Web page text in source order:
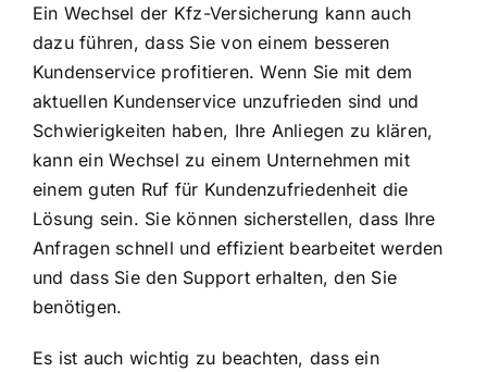
Ein Wechsel der Kfz-Versicherung kann auch
dazu führen, dass Sie von einem besseren
Kundenservice profitieren. Wenn Sie mit dem
aktuellen Kundenservice unzufrieden sind und
Schwierigkeiten haben, Ihre Anliegen zu klären,
kann ein Wechsel zu einem Unternehmen mit
einem guten Ruf für Kundenzufriedenheit die
Lösung sein. Sie können sicherstellen, dass Ihre
Anfragen schnell und effizient bearbeitet werden
und dass Sie den Support erhalten, den Sie
benötigen.
Es ist auch wichtig zu beachten, dass ein